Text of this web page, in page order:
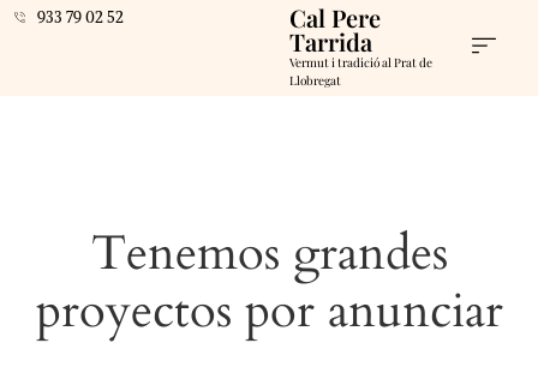
933 79 02 52 Cal Pere
Tarrida
Vermut i tradició al Prat de
Llobregat
Tenemos grandes
proyectos por anunciar